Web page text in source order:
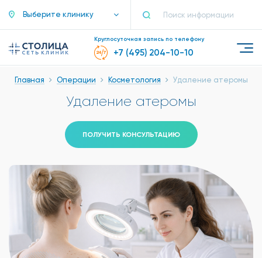
Выберите клинику
Круглосуточная запись по телефону
+7 (495) 204-10-10
Главная Операции Косметология Удаление атеромы
Удаление атеромы
ПОЛУЧИТЬ КОНСУЛЬТАЦИЮ